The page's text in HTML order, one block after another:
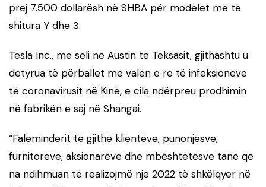
prej 7.500 dollarësh në SHBA për modelet më të
shitura Y dhe 3.
Tesla Inc., me seli në Austin të Teksasit, gjithashtu u
detyrua të përballet me valën e re të infeksioneve
të coronavirusit në Kinë, e cila ndërpreu prodhimin
në fabrikën e saj në Shangai.
“Faleminderit të gjithë klientëve, punonjësve,
furnitorëve, aksionarëve dhe mbështetësve tanë që
na ndihmuan të realizojmë një 2022 të shkëlqyer në